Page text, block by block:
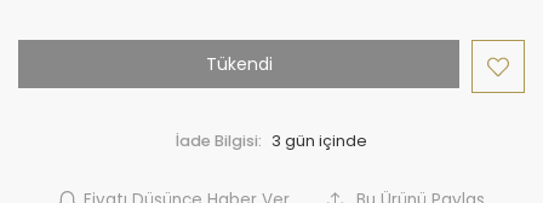
Tükendi
İade Bilgisi: